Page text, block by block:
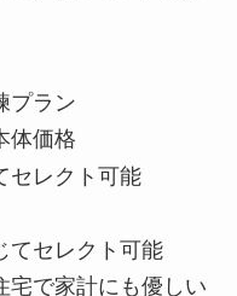
プラン
体価格
セレクト可能
てセレクト可能
宅で家計にも優しい